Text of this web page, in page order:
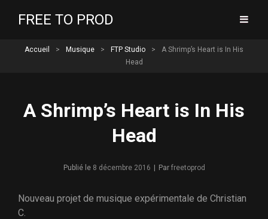
FREE TO PROD
Accueil > Musique > FTP Studio >
A Shrimp’s Heart is In His
Head
A Shrimp’s Heart is In His
Head
Publié le 8 décembre 2016 Par Byline
freetoprod
Nouveau projet de musique expérimentale de Christian
C.